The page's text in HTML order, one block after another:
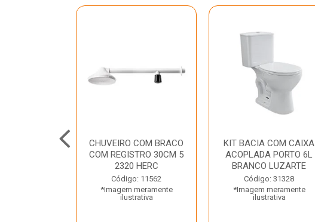
CHUVEIRO COM BRACO
COM REGISTRO 30CM 5
2320 HERC
Código: 11562
*Imagem meramente
ilustrativa
KIT BACIA COM CAIXA
ACOPLADA PORTO 6L
BRANCO LUZARTE
Código: 31328
*Imagem meramente
ilustrativa